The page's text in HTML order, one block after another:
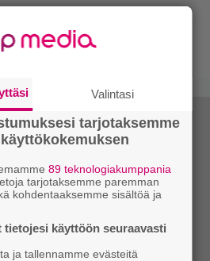
– CMX:stä tutun
om
kokonaisuus
Valintasi
tarjotaksemme
89 teknologiakumppania
tarjotaksemme paremman
kohdentaaksemme sisältöä ja
tietojesi käyttöön seuraavasti
ja tallennamme evästeitä